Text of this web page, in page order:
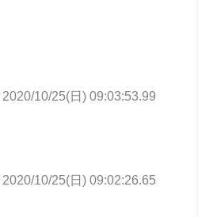
2020/10/25(日) 09:03:53.99
2020/10/25(日) 09:02:26.65